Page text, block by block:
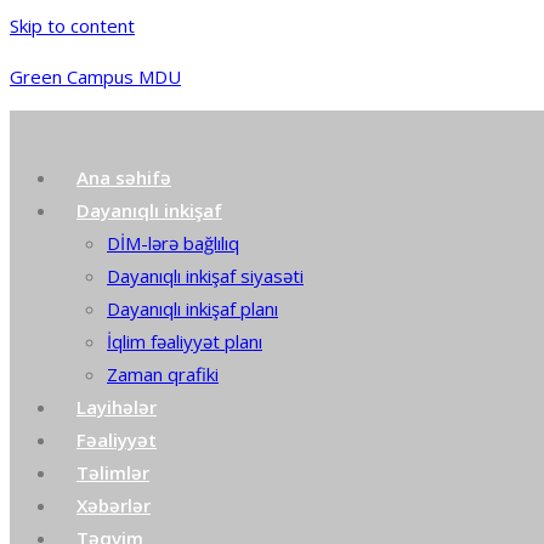
Skip to content
Green Campus MDU
Ana səhifə
Dayanıqlı inkişaf
DİM-lərə bağlılıq
Dayanıqlı inkişaf siyasəti
Dayanıqlı inkişaf planı
İqlim fəaliyyət planı
Zaman qrafiki
Layihələr
Fəaliyyət
Təlimlər
Xəbərlər
Təqvim